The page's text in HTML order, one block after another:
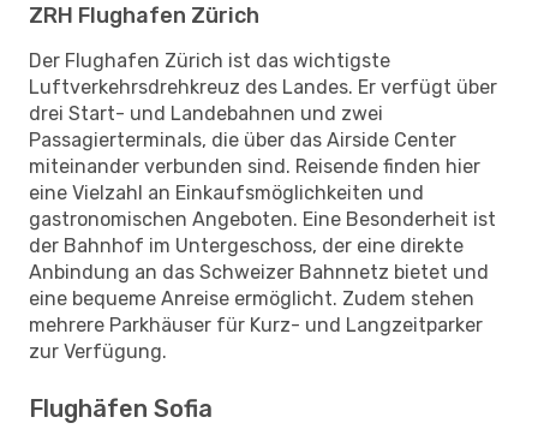
ZRH Flughafen Zürich
Der Flughafen Zürich ist das wichtigste
Luftverkehrsdrehkreuz des Landes. Er verfügt über
drei Start- und Landebahnen und zwei
Passagierterminals, die über das Airside Center
miteinander verbunden sind. Reisende finden hier
eine Vielzahl an Einkaufsmöglichkeiten und
gastronomischen Angeboten. Eine Besonderheit ist
der Bahnhof im Untergeschoss, der eine direkte
Anbindung an das Schweizer Bahnnetz bietet und
eine bequeme Anreise ermöglicht. Zudem stehen
mehrere Parkhäuser für Kurz- und Langzeitparker
zur Verfügung.
Flughäfen Sofia